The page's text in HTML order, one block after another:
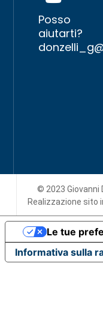
Posso
aiutarti?
© 2023 Giovanni
Realizzazione sito
Informativa sulla
Le tue